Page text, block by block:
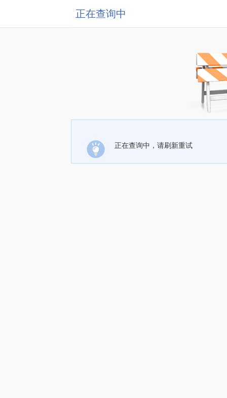
正在查询中
正在查询中，请刷新重试